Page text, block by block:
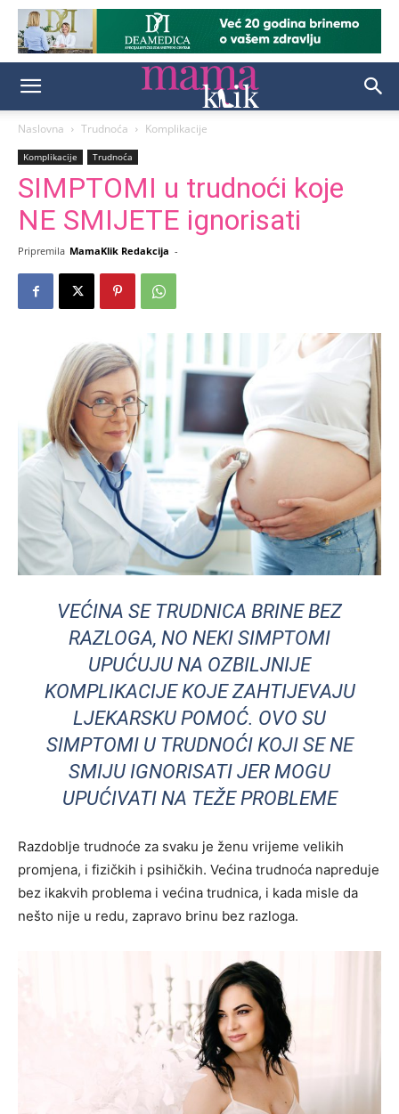
Naslovna Trudnoća Komplikacije
Komplikacije Trudnoća
SIMPTOMI u trudnoći koje
NE SMIJETE ignorisati
Pripremila MamaKlik Redakcija -
VEĆINA SE TRUDNICA BRINE BEZ
RAZLOGA, NO NEKI SIMPTOMI
UPUĆUJU NA OZBILJNIJE
KOMPLIKACIJE KOJE ZAHTIJEVAJU
LJEKARSKU POMOĆ. OVO SU
SIMPTOMI U TRUDNOĆI KOJI SE NE
SMIJU IGNORISATI JER MOGU
UPUĆIVATI NA TEŽE PROBLEME
Razdoblje trudnoće za svaku je ženu vrijeme velikih
promjena, i fizičkih i psihičkih. Većina trudnoća napreduje
bez ikakvih problema i većina trudnica, i kada misle da
nešto nije u redu, zapravo brinu bez razloga.